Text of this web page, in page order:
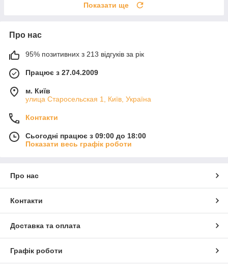
Показати ще
Про нас
95% позитивних з 213 відгуків за рік
Працює з 27.04.2009
м. Київ
улица Старосельская 1, Київ, Україна
Контакти
Сьогодні працює з 09:00 до 18:00
Показати весь графік роботи
Про нас
Контакти
Доставка та оплата
Графік роботи